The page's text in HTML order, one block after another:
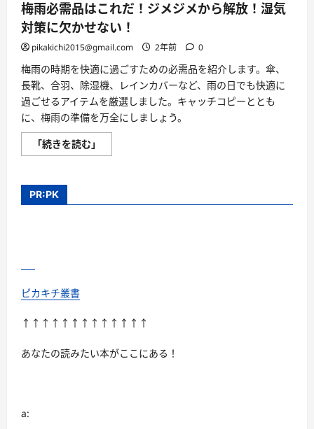
梅雨必需品はこれだ！ジメジメから解放！湿気
対策に欠かせない！
pikakichi2015@gmail.com 2年前 0
梅雨の時期を快適に過ごすための必需品を紹介します。傘、
長靴、合羽、除湿機、レインカバーなど、雨の日でも快適に
過ごせるアイテムを厳選しました。キャッチコピーととも
に、梅雨の準備を万全にしましょう。
「続きを読む」
雨
こ
気
対
に
欠
PR:PK
ピカキチ叢書
↑↑↑↑↑↑↑↑↑↑↑↑↑
あなたの読みたい本がここにある！
a: